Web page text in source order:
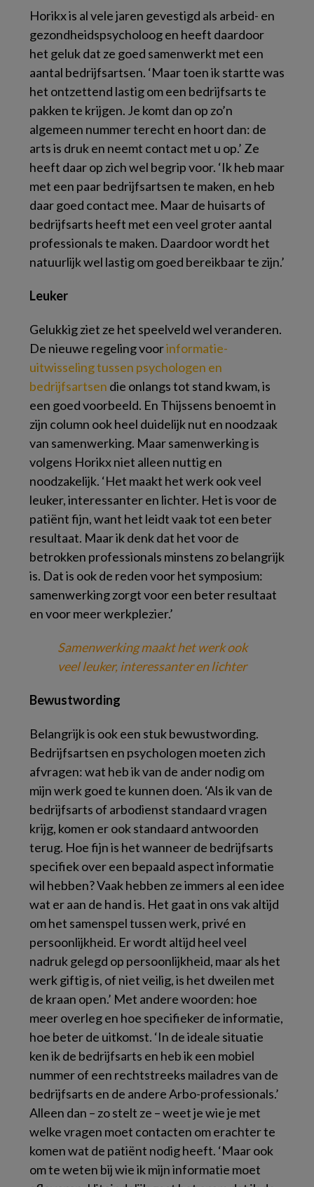
Horikx is al vele jaren gevestigd als arbeid- en
gezondheidspsycholoog en heeft daardoor
het geluk dat ze goed samenwerkt met een
aantal bedrijfsartsen. ‘Maar toen ik startte was
het ontzettend lastig om een bedrijfsarts te
pakken te krijgen. Je komt dan op zo’n
algemeen nummer terecht en hoort dan: de
arts is druk en neemt contact met u op.’ Ze
heeft daar op zich wel begrip voor. ‘Ik heb maar
met een paar bedrijfsartsen te maken, en heb
daar goed contact mee. Maar de huisarts of
bedrijfsarts heeft met een veel groter aantal
professionals te maken. Daardoor wordt het
natuurlijk wel lastig om goed bereikbaar te zijn.’
Leuker
Gelukkig ziet ze het speelveld wel veranderen.
De nieuwe regeling voorinformatie-
uitwisseling tussen psychologen en
bedrijfsartsen die onlangs tot stand kwam, is
een goed voorbeeld. En Thijssens benoemt in
zijn column ook heel duidelijk nut en noodzaak
van samenwerking. Maar samenwerking is
volgens Horikx niet alleen nuttig en
noodzakelijk. ‘Het maakt het werk ook veel
leuker, interessanter en lichter. Het is voor de
patiënt fijn, want het leidt vaak tot een beter
resultaat. Maar ik denk dat het voor de
betrokken professionals minstens zo belangrijk
is. Dat is ook de reden voor het symposium:
samenwerking zorgt voor een beter resultaat
en voor meer werkplezier.’
Samenwerking maakt het werk ook
veel leuker, interessanter en lichter
Bewustwording
Belangrijk is ook een stuk bewustwording.
Bedrijfsartsen en psychologen moeten zich
afvragen: wat heb ik van de ander nodig om
mijn werk goed te kunnen doen. ‘Als ik van de
bedrijfsarts of arbodienst standaard vragen
krijg, komen er ook standaard antwoorden
terug. Hoe fijn is het wanneer de bedrijfsarts
specifiek over een bepaald aspect informatie
wil hebben? Vaak hebben ze immers al een idee
wat er aan de hand is. Het gaat in ons vak altijd
om het samenspel tussen werk, privé en
persoonlijkheid. Er wordt altijd heel veel
nadruk gelegd op persoonlijkheid, maar als het
werk giftig is, of niet veilig, is het dweilen met
de kraan open.’ Met andere woorden: hoe
meer overleg en hoe specifieker de informatie,
hoe beter de uitkomst. ‘In de ideale situatie
ken ik de bedrijfsarts en heb ik een mobiel
nummer of een rechtstreeks mailadres van de
bedrijfsarts en de andere Arbo-professionals.’
Alleen dan – zo stelt ze – weet je wie je met
welke vragen moet contacten om erachter te
komen wat de patiënt nodig heeft. ‘Maar ook
om te weten bij wie ik mijn informatie moet